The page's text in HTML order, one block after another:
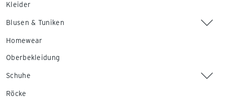
Kleider
Blusen & Tuniken
Homewear
Oberbekleidung
Schuhe
Röcke